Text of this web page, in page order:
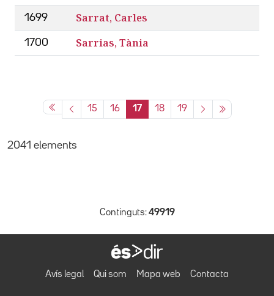
1699 Sarrat, Carles
1700 Sarrias, Tània
15 16 17 18 19
2041 elements
Continguts: 49919
Avís legal Qui som Mapa web Contacta